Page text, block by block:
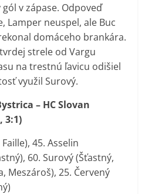
v zápase. Odpoveď
Lamper neuspel, ale Buc
domáceho brankára.
strele od Vargu
na trestnú ľavicu odišiel
využil Surový.
– HC Slovan
3:1)
45. Asselin
60. Surový (Šťastný,
Meszároš), 25. Červený